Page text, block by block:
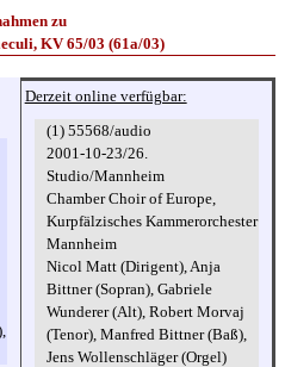
zu
KV 65/03 (61a/03)
Derzeit online verfügbar:
(1) 55568/audio
2001-10-23/26.
Studio/Mannheim
Chamber Choir of Europe,
Kurpfälzisches Kammerorchester
Mannheim
Nicol Matt (Dirigent), Anja
Bittner (Sopran), Gabriele
Wunderer (Alt), Robert Morvaj
(Tenor), Manfred Bittner (Baß),
Jens Wollenschläger (Orgel)